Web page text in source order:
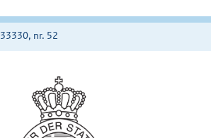
nr. 52